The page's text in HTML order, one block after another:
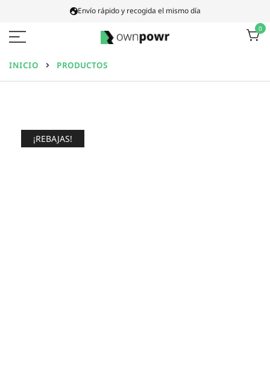
contenido
Envío rápido y recogida el mismo día
0
INICIO PRODUCTOS
¡REBAJAS!